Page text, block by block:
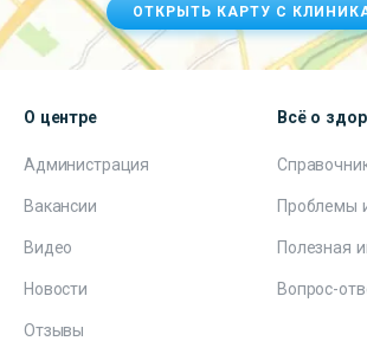
ОТКРЫТЬ КАРТУ С
О центре
Администрация
Вакансии
Видео
Новости
Отзывы
Всё о
Проблемы
Полезная
Вопрос-